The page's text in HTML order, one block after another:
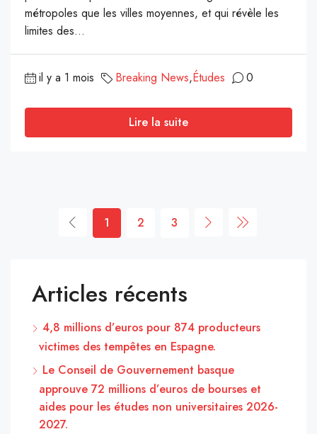
métropoles que les villes moyennes, et qui révèle les
limites des...
il y a 1 mois Breaking News,Études 0
Lire la suite
1 2 3
Articles récents
4,8 millions d’euros pour 874 producteurs
victimes des tempêtes en Espagne.
Le Conseil de Gouvernement basque
approuve 72 millions d’euros de bourses et
aides pour les études non universitaires 2026-
2027.